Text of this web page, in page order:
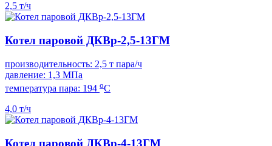
2,5 т/ч
Котел паровой ДКВр-2,5-13ГМ
производительность: 2,5 т пара/ч
давление: 1,3 МПа
температура пара: 194 оС
4,0 т/ч
Котел паровой ДКВр-4-13ГМ